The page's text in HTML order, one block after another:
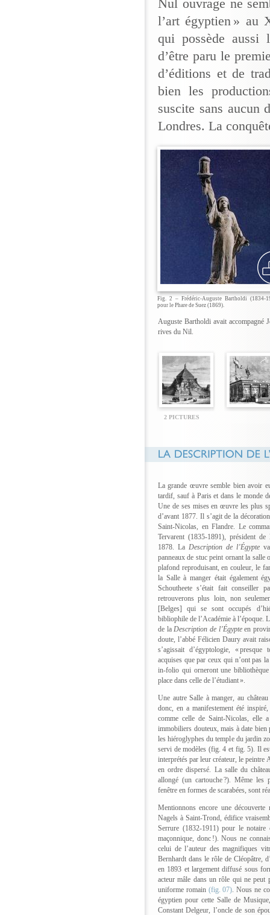
Nul ouvrage ne
l’art égyptien » au
qui possède aussi
d’être paru le
d’éditions et de
bien les
suscite sans aucun
Londres. La
Fig. 2 – Frédéric-Auguste Bartholdi (1834-
pour le Phare de Suez (1869).
Auguste Bartholdi avait accompagné
rives du Nil.
2 PICTURES
La grande œuvre semble bien avoir
tardif, sauf à Paris et dans le monde
Une de ses mises en œuvre les plus
d’avant 1877. Il s’agit de la
Saint-Nicolas, en Flandre. Le
Tervarent (1835-1891), président
1878. La Description de l’Égypteva
panneaux de stuc peint ornant la salle
plafond reproduisant, en couleur, le
la Salle à manger était également
Schoutheete s’était fait conseiller
retrouverons plus loin, non
[Belges] qui se sont occupés
bibliophile de l’Académie à l’époque.
de laDescription de l’Égypteen
doute, l’abbé Félicien Daury avait
s’agissait d’égyptologie, «
acquises que par ceux qui n’ont pas
in-folio qui orneront une
place dans celle de l’étudiant ».
Une autre Salle à manger, au
donc, en a manifestement été
comme celle de Saint-Nicolas, elle
immobiliers douteux, mais à date bien
les hiéroglyphes du temple du jardin
servi de modèles (fig. 4 et fig. 5). Il
interprétés par leur créateur, le
en ordre dispersé. La salle du
allongé (un cartouche ?). Même les
fenêtre en formes de scarabées, sont
Mentionnons encore une
Nagels à Saint-Trond, édifice
Serrure (1832-1911) pour le notaire
maçonnique, donc !). Nous ne
celui de l’auteur des magnifiques
Bernhardt dans le rôle de Cléopâtre,
en 1893 et largement diffusé sous
acteur mâle dans un rôle qui ne
uniforme romain (fig. 07). Nous ne
égyptien pour cette Salle de
Constant Delgeur, l’oncle de son